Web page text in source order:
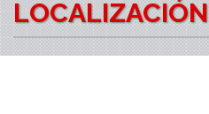
LOCALIZACIÓN